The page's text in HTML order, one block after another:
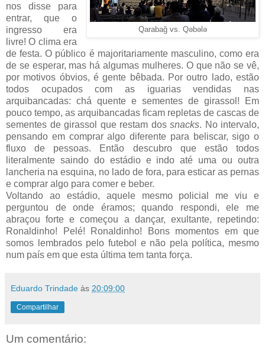
Qarabağ vs. Qəbələ
nos disse para
entrar, que o
ingresso era
livre! O clima era
de festa. O público é majoritariamente masculino, como era
de se esperar, mas há algumas mulheres. O que não se vê,
por motivos óbvios, é gente bêbada. Por outro lado, estão
todos ocupados com as iguarias vendidas nas
arquibancadas: chá quente e sementes de girassol! Em
pouco tempo, as arquibancadas ficam repletas de cascas de
sementes de girassol que restam dos snacks. No intervalo,
pensando em comprar algo diferente para beliscar, sigo o
fluxo de pessoas. Então descubro que estão todos
literalmente saindo do estádio e indo até uma ou outra
lancheria na esquina, no lado de fora, para esticar as pernas
e comprar algo para comer e beber.
Voltando ao estádio, aquele mesmo policial me viu e
perguntou de onde éramos; quando respondi, ele me
abraçou forte e começou a dançar, exultante, repetindo:
Ronaldinho! Pelé! Ronaldinho! Bons momentos em que
somos lembrados pelo futebol e não pela política, mesmo
num país em que esta última tem tanta força.
Eduardo Trindade às 20:09:00
Compartilhar
Um comentário: